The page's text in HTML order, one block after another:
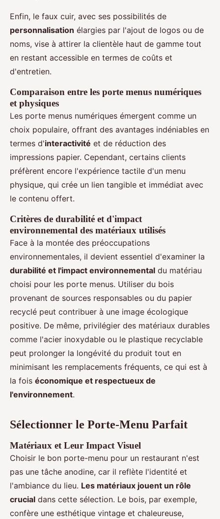
Enfin, le faux cuir, avec ses possibilités de
personnalisation élargies par l'ajout de logos ou de
noms, vise à attirer la clientèle haut de gamme tout
en restant accessible en termes de coûts et
d'entretien.
Comparaison entre les porte menus numériques
et physiques
Les porte menus numériques émergent comme un
choix populaire, offrant des avantages indéniables en
termes d'interactivité et de réduction des
impressions papier. Cependant, certains clients
préfèrent encore l'expérience tactile d'un menu
physique, qui crée un lien tangible et immédiat avec
le contenu offert.
Critères de durabilité et d'impact
environnemental des matériaux utilisés
Face à la montée des préoccupations
environnementales, il devient essentiel d'examiner la
durabilité et l'impact environnemental du matériau
choisi pour les porte menus. Utiliser du bois
provenant de sources responsables ou du papier
recyclé peut contribuer à une image écologique
positive. De même, privilégier des matériaux durables
comme l'acier inoxydable ou le plastique recyclable
peut prolonger la longévité du produit tout en
minimisant les remplacements fréquents, ce qui est à
la fois économique et respectueux de
l'environnement.
Sélectionner le Porte-Menu Parfait
Matériaux et Leur Impact Visuel
Choisir le bon porte-menu pour un restaurant n'est
pas une tâche anodine, car il reflète l'identité et
l'ambiance du lieu. Les matériaux jouent un rôle
crucial dans cette sélection. Le bois, par exemple,
confère une esthétique vintage et chaleureuse,